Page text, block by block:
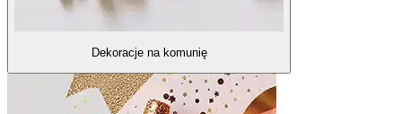
Dekoracje na komunię